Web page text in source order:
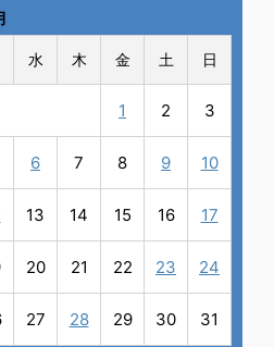
水 木 金 土 日
1 2 3
6 7 8 9 10
13 14 15 16 17
20 21 22 23 24
27 28 29 30 31